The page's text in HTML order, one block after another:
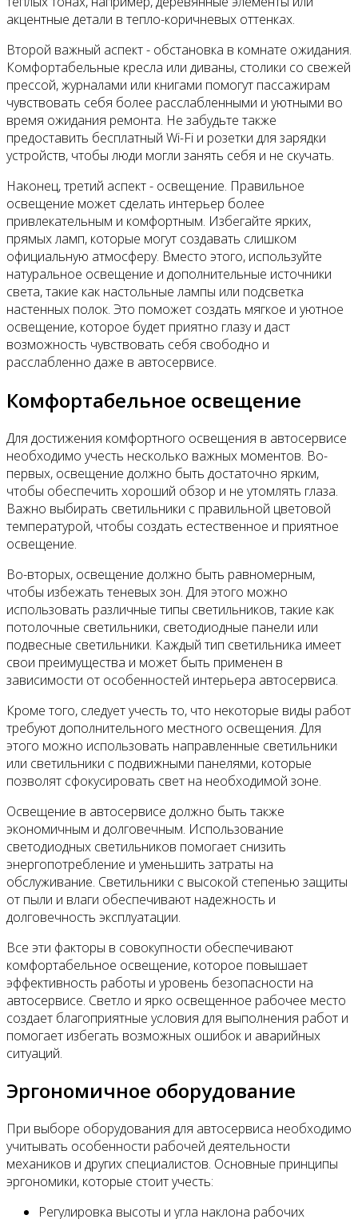
акцентные детали в тепло-коричневых оттенках.
Второй важный аспект - обстановка в комнате ожидания.
Комфортабельные кресла или диваны, столики со свежей
прессой, журналами или книгами помогут пассажирам
чувствовать себя более расслабленными и уютными во
время ожидания ремонта. Не забудьте также
предоставить бесплатный Wi-Fi и розетки для зарядки
устройств, чтобы люди могли занять себя и не скучать.
Наконец, третий аспект - освещение. Правильное
освещение может сделать интерьер более
привлекательным и комфортным. Избегайте ярких,
прямых ламп, которые могут создавать слишком
официальную атмосферу. Вместо этого, используйте
натуральное освещение и дополнительные источники
света, такие как настольные лампы или подсветка
настенных полок. Это поможет создать мягкое и уютное
освещение, которое будет приятно глазу и даст
возможность чувствовать себя свободно и
расслабленно даже в автосервисе.
Комфортабельное освещение
Для достижения комфортного освещения в автосервисе
необходимо учесть несколько важных моментов. Во-
первых, освещение должно быть достаточно ярким,
чтобы обеспечить хороший обзор и не утомлять глаза.
Важно выбирать светильники с правильной цветовой
температурой, чтобы создать естественное и приятное
освещение.
Во-вторых, освещение должно быть равномерным,
чтобы избежать теневых зон. Для этого можно
использовать различные типы светильников, такие как
потолочные светильники, светодиодные панели или
подвесные светильники. Каждый тип светильника имеет
свои преимущества и может быть применен в
зависимости от особенностей интерьера автосервиса.
Кроме того, следует учесть то, что некоторые виды работ
требуют дополнительного местного освещения. Для
этого можно использовать направленные светильники
или светильники с подвижными панелями, которые
позволят сфокусировать свет на необходимой зоне.
Освещение в автосервисе должно быть также
экономичным и долговечным. Использование
светодиодных светильников помогает снизить
энергопотребление и уменьшить затраты на
обслуживание. Светильники с высокой степенью защиты
от пыли и влаги обеспечивают надежность и
долговечность эксплуатации.
Все эти факторы в совокупности обеспечивают
комфортабельное освещение, которое повышает
эффективность работы и уровень безопасности на
автосервисе. Светло и ярко освещенное рабочее место
создает благоприятные условия для выполнения работ и
помогает избегать возможных ошибок и аварийных
ситуаций.
Эргономичное оборудование
При выборе оборудования для автосервиса необходимо
учитывать особенности рабочей деятельности
механиков и других специалистов. Основные принципы
эргономики, которые стоит учесть:
Регулировка высоты и угла наклона рабочих